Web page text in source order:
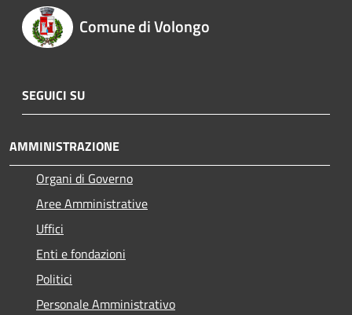
Comune di Volongo
SEGUICI SU
AMMINISTRAZIONE
Organi di Governo
Aree Amministrative
Uffici
Enti e fondazioni
Politici
Personale Amministrativo